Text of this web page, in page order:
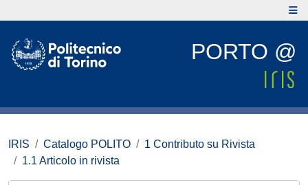
PORTO @
IRIS Catalogo POLITO
1 Contributo su Rivista
1.1 Articolo in rivista